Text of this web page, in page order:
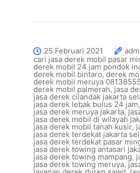
25 Februari 2021
cari jasa derek mobil pasar
derek mobil 24 jam pondok
derek mobil bintaro,derek
derek mobil meruya
derek mobil palmerah, jasa
jasa derek cilandak jakarta
jasa derek lebak bulus 24 jam,
jasa derek meruya jakarta,
jasa derek mobil di wilayah
jasa derek mobil tanah kusir,
jasa derek terdekat jakarta
jasa derek terdekat pasar
jasa derek towing antasari
jasa derek towing mampang,
jasa derek towing meruya,